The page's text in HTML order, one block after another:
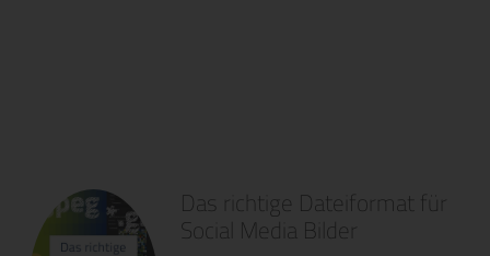
Das richtige Dateiformat für
Social Media Bilder